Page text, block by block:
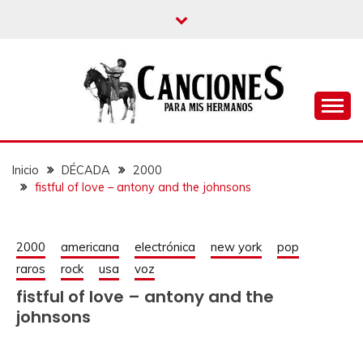
CANCIONES PARA
MIS HERMANOS
Inicio DÉCADA
2000
fistful of love – antony and the johnsons
2000 americana electrónica new york
pop
raros
rock usa voz
fistful of love – antony and the
johnsons